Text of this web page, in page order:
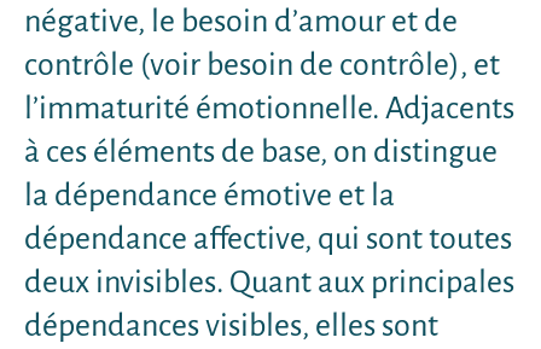
négative, le besoin d’amour et de
contrôle (voir besoin de contrôle), et
l’immaturité émotionnelle. Adjacents
à ces éléments de base, on distingue
la dépendance émotive et la
dépendance affective, qui sont toutes
deux invisibles. Quant aux principales
dépendances visibles, elles sont